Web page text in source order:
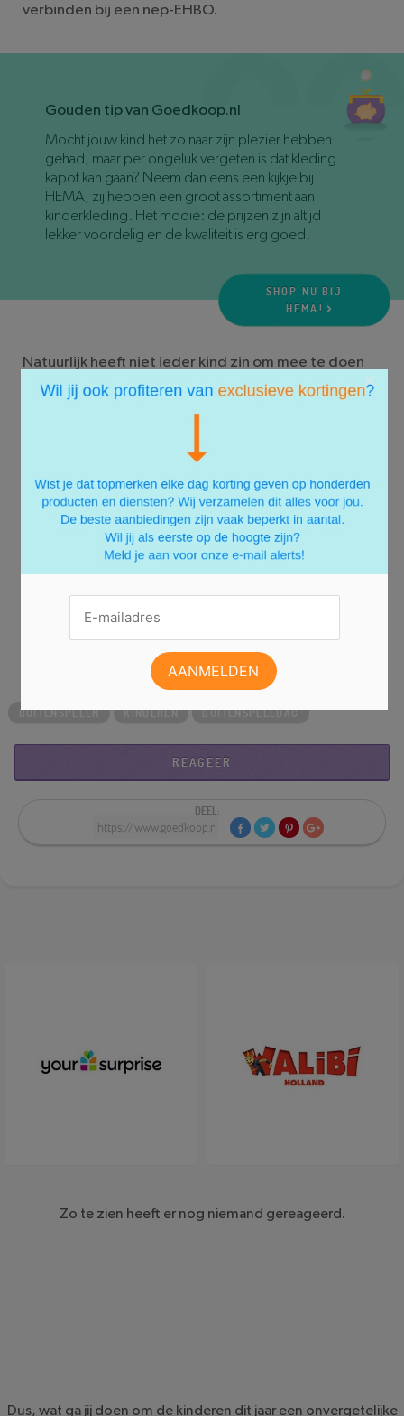
verbinden bij een nep-EHBO.
Gouden tip van Goedkoop.nl
Mocht jouw kind het zo naar zijn plezier hebben
gehad, maar per ongeluk vergeten is dat kleding
kapot kan gaan? Neem dan eens een kijkje bij
HEMA, zij hebben een groot assortiment aan
kinderkleding. Het mooie: de prijzen zijn altijd
lekker voordelig en de kwaliteit is erg goed!
SHOP NU BIJ
HEMA!
Natuurlijk heeft niet ieder kind zin om mee te doen
aan de activiteiten die georganiseerd worden met
de Nationale Buitenspeeldag; niet ieder kind is
kinderen. Toch is buiten spelen erg belangrijk voor de
gezondheid en sociale interactie met andere
kinderen. Zorg er dus voor dat je kind lekker buiten
gaat spelen met vriendjes en vriendinnetjes. Ook zij
kunnen gewoon lekker een eigen plan trekken door
skeelers eigenlijk gebleven?
BUITENSPELEN KINDEREN BUITENSPEELDAG
REAGEER
DEEL:
Zo te zien heeft er nog niemand gereageerd.
Dus, wat ga jij doen om de kinderen dit jaar een onvergetelijke
×